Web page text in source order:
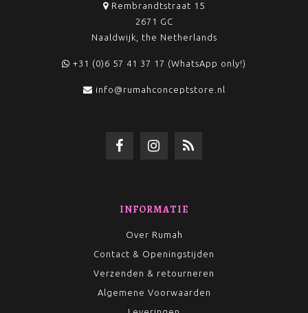
Rembrandtstraat 15
2671 GC
Naaldwijk, the Netherlands
+31 (0)6 57 41 37 17 (WhatsApp only!)
info@rumahconceptstore.nl
INFORMATIE
Over Rumah
Contact & Openingstijden
Verzenden & retourneren
Algemene Voorwaarden